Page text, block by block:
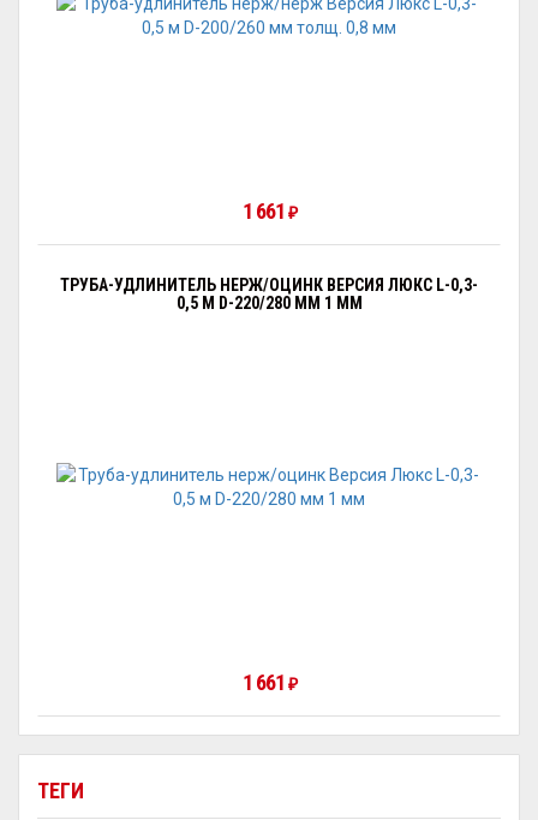
ТЕГИ
1 661 ₽
ТРУБА-УДЛИНИТЕЛЬ НЕРЖ/ОЦИНК ВЕРСИЯ ЛЮКС L-0,3-
0,5 М D-220/280 ММ 1 ММ
1 661 ₽